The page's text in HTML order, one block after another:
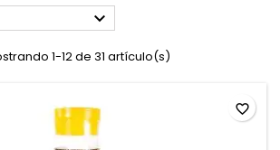

1-12 de 31 artículo(s)
favorite_border